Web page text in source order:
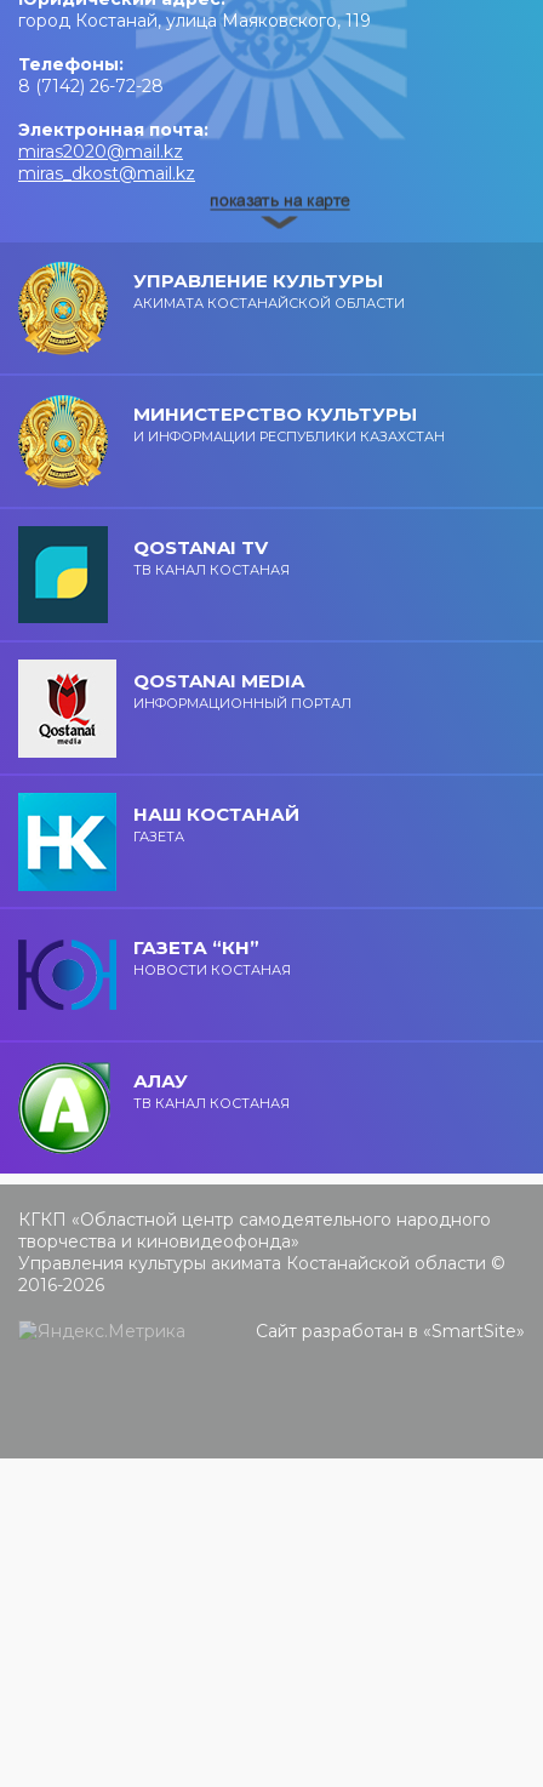
город Костанай, улица Маяковского, 119
Телефоны:
8 (7142) 26-72-28
Электронная почта:
miras2020@mail.kz
miras_dkost@mail.kz
УПРАВЛЕНИЕ КУЛЬТУРЫ
АКИМАТА КОСТАНАЙСКОЙ ОБЛАСТИ
МИНИСТЕРСТВО КУЛЬТУРЫ
И ИНФОРМАЦИИ РЕСПУБЛИКИ КАЗАХСТАН
QOSTANAI TV
ТВ КАНАЛ КОСТАНАЯ
QOSTANAI MEDIA
ИНФОРМАЦИОННЫЙ ПОРТАЛ
НАШ КОСТАНАЙ
ГАЗЕТА
ГАЗЕТА “КН”
НОВОСТИ КОСТАНАЯ
АЛАУ
ТВ КАНАЛ КОСТАНАЯ
КГКП «Областной центр самодеятельного народного
творчества и киновидеофонда»
Управления культуры акимата Костанайской области ©
2016-2026
Сайт разработан в «SmartSite»